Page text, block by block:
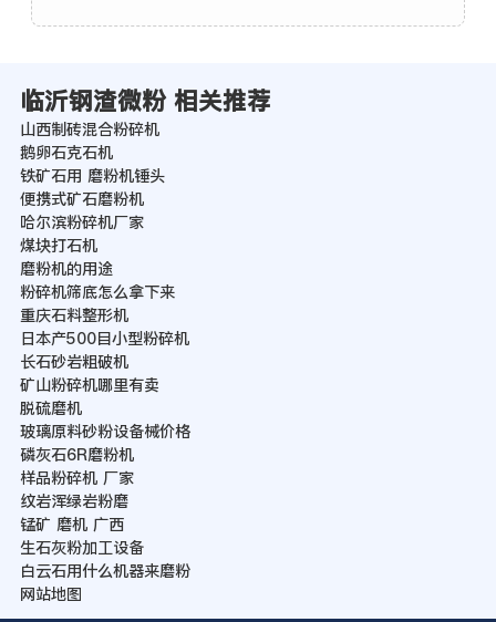
临沂钢渣微粉 相关推荐
山西制砖混合粉碎机
鹅卵石克石机
铁矿石用 磨粉机锤头
便携式矿石磨粉机
哈尔滨粉碎机厂家
煤块打石机
磨粉机的用途
粉碎机筛底怎么拿下来
重庆石料整形机
日本产500目小型粉碎机
长石砂岩粗破机
矿山粉碎机哪里有卖
脱硫磨机
玻璃原料砂粉设备械价格
磷灰石6R磨粉机
样品粉碎机 厂家
纹岩浑绿岩粉磨
锰矿 磨机 广西
生石灰粉加工设备
白云石用什么机器来磨粉
网站地图